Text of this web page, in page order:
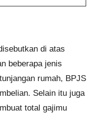
di atas
beberapa jenis
rumah, BPJS
Selain itu juga
total gajimu